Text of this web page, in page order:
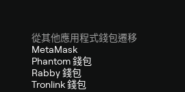
從其他應用程式錢包遷移
MetaMask
Phantom 錢包
Rabby 錢包
Tronlink 錢包